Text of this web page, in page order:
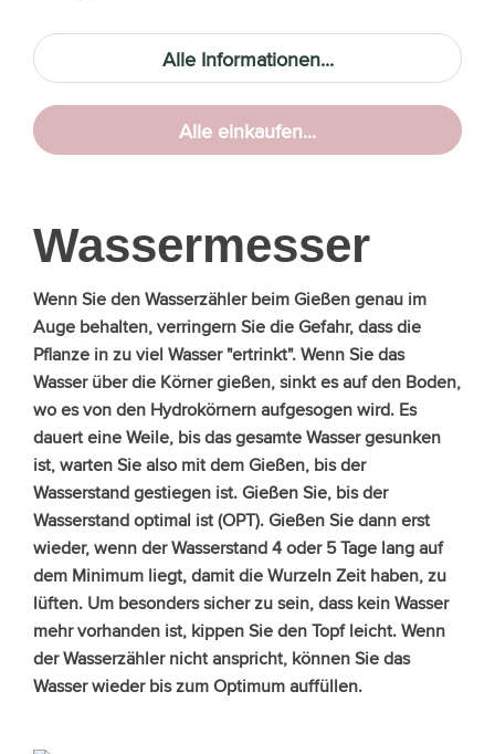
Alle Informationen...
Alle einkaufen...
Wassermesser
Wenn Sie den Wasserzähler beim Gießen genau im
Auge behalten, verringern Sie die Gefahr, dass die
Pflanze in zu viel Wasser "ertrinkt". Wenn Sie das
Wasser über die Körner gießen, sinkt es auf den Boden,
wo es von den Hydrokörnern aufgesogen wird. Es
dauert eine Weile, bis das gesamte Wasser gesunken
ist, warten Sie also mit dem Gießen, bis der
Wasserstand gestiegen ist. Gießen Sie, bis der
Wasserstand optimal ist (OPT). Gießen Sie dann erst
wieder, wenn der Wasserstand 4 oder 5 Tage lang auf
dem Minimum liegt, damit die Wurzeln Zeit haben, zu
lüften. Um besonders sicher zu sein, dass kein Wasser
mehr vorhanden ist, kippen Sie den Topf leicht. Wenn
der Wasserzähler nicht anspricht, können Sie das
Wasser wieder bis zum Optimum auffüllen.